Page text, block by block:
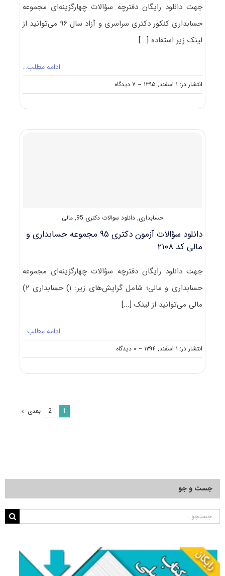
جهت دانلود رایگان دفترچه سؤالات چهارگزینه‌ای مجموعه
حسابداری کنکور دکتری سراسری و آزاد سال ۹۶ می‌توانید از
لینک زیر استفاده[...]
ادامه مطلب…
انتشار در: ۱ اسفند, ۱۳۹۵ -- ۷ دیدگاه
on
دانلود
آزمون
۹۶
حسابداری, دانلود سوالات دکتری 95 , مالی
دانلود سؤالات آزمون دکتری ۹۵ مجموعه حسابداری و
مالی کد ۲۱۰۸
جهت دانلود رایگان دفترچه سؤالات چهارگزینه‌ای مجموعه
حسابداری و مالی؛ شامل گرایش‌های زیر: ۱) حسابداری ۲)
مالی می‌توانید از لینک[...]
ادامه مطلب…
انتشار در: ۱ اسفند, ۱۳۹۴ -- ۰ دیدگاه
on
دانلود
آزمون
1
2 بعدی
جست و جو
جستجو